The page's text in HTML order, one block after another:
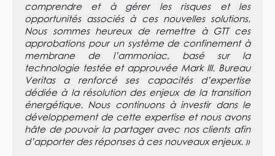
comprendre et à gérer les risques et les
opportunités associés à ces nouvelles solutions.
Nous sommes heureux de remettre à GTT ces
approbations pour un système de confinement à
membrane de l’ammoniac, basé sur la
technologie testée et approuvée Mark III. Bureau
Veritas a renforcé ses capacités d’expertise
dédiée à la résolution des enjeux de la transition
énergétique. Nous continuons à investir dans le
développement de cette expertise et nous avons
hâte de pouvoir la partager avec nos clients afin
d’apporter des réponses à ces nouveaux enjeux. »